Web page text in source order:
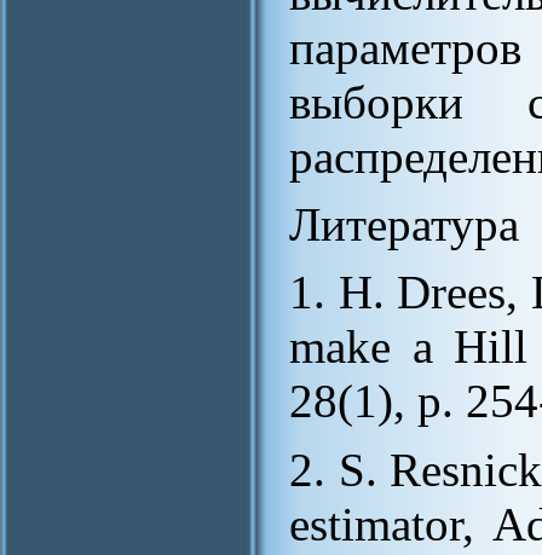
выборки
Литература
1. H. Drees,
make a Hill
28(1), p.
2. S.
estimator,